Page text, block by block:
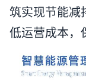
筑实现节能减
低运营成本，